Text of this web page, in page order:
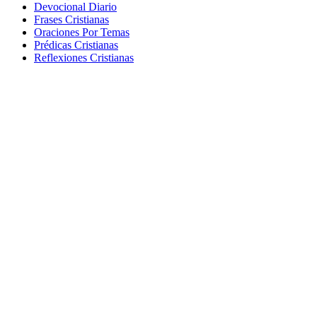
Devocional Diario
Frases Cristianas
Oraciones Por Temas
Prédicas Cristianas
Reflexiones Cristianas